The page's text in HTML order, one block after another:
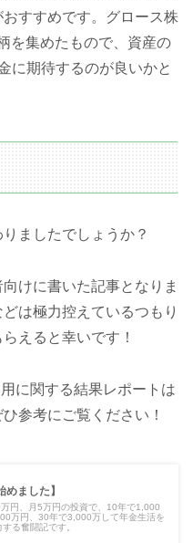
すすめです。グロース株
を集めたもので、資産の
に期待するのが良いかと
ましたでしょうか？
けに書いた記事となりま
は極力控えているつもり
えると幸いです！
に関する結果レポートは
参考にご覧ください！
めました】
円、月5万円の投資で、10年で1,000
万円、30年で3,000万して年金生活を
る奮闘記です。